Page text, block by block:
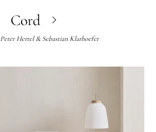
Cord
Peter Hertel & Sebastian Klarhoefer